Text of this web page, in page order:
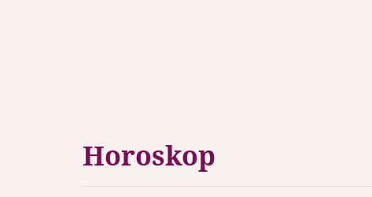
Horoskop